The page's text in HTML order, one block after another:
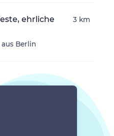
ehrliche
aus Berlin
3 km